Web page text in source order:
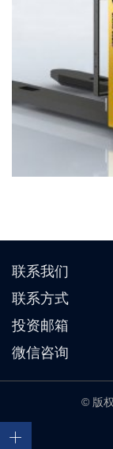
联系我们
联系方式
投资邮箱
微信咨询
© 版